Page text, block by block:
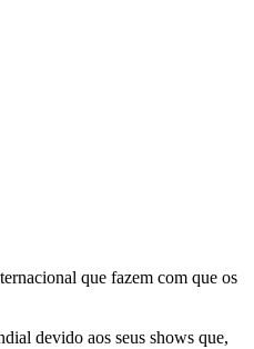
que fazem com que os
devido aos seus shows que,